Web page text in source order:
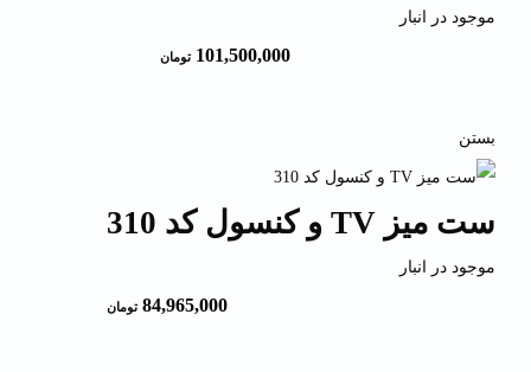
موجود در انبار
101,500,000 تومان
بستن
ست میز TV و کنسول کد 310
موجود در انبار
84,965,000 تومان